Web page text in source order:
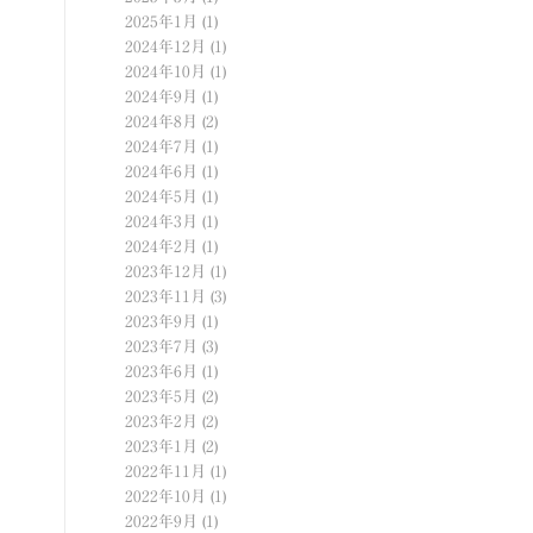
2025年1月
(1)
2024年12月
(1)
2024年10月
(1)
2024年9月
(1)
2024年8月
(2)
2024年7月
(1)
2024年6月
(1)
2024年5月
(1)
2024年3月
(1)
2024年2月
(1)
2023年12月
(1)
2023年11月
(3)
2023年9月
(1)
2023年7月
(3)
2023年6月
(1)
2023年5月
(2)
2023年2月
(2)
2023年1月
(2)
2022年11月
(1)
2022年10月
(1)
2022年9月
(1)